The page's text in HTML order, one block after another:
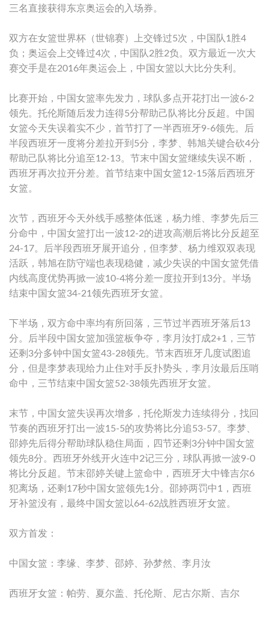
三名直接获得东京奥运会的入场券。
双方在女篮世界杯（世锦赛）上交锋过5次，中国队1胜4
负；奥运会上交锋过4次，中国队2胜2负。双方最近一次大
赛交手是在2016年奥运会上，中国女篮以大比分失利。
比赛开始，中国女篮率先发力，球队多点开花打出一波6-2
领先。托伦斯随后发力连得5分帮助己队将比分反超。中国
女篮今天失误着实不少，首节打了一半西班牙9-6领先。后
半段西班牙一度将分差拉开到5分，李梦、韩旭关键合砍4分
帮助己队将比分追至12-13。节末中国女篮继续失误不断，
西班牙再次拉开分差。首节结束中国女篮12-15落后西班牙
女篮。
次节，西班牙今天外线手感整体低迷，杨力维、李梦先后三
分命中，中国女篮打出一波12-2的进攻高潮后将比分反超至
24-17。后半段西班牙展开追分，但李梦、杨力维双双表现
活跃，韩旭在防守端也表现稳健，减少失误的中国女篮凭借
内线高度优势再掀一波10-4将分差一度拉开到13分。半场
结束中国女篮34-21领先西班牙女篮。
下半场，双方命中率均有所回落，三节过半西班牙落后13
分。后半段中国女篮加强篮板争夺，李月汝打成2+1，三节
还剩3分多钟中国女篮43-28领先。节末西班牙几度试图追
分，但是李梦表现给力止住对手反扑势头，李月汝最后压哨
命中，三节结束中国女篮52-38领先西班牙女篮。
末节，中国女篮失误再次增多，托伦斯发力连续得分，找回
节奏的西班牙打出一波15-5的攻势将比分追53-57。李梦、
邵婷先后得分帮助球队稳住局面，四节还剩3分钟中国女篮
领先8分。西班牙外线开火连中2记三分，球队再掀一波9-0
将比分反超。节末邵婷关键上篮命中，西班牙大中锋吉尔6
犯离场，还剩17秒中国女篮领先1分。邵婷两罚中1，西班
牙补篮没有，最终中国女篮以64-62战胜西班牙女篮。
双方首发：
中国女篮：李缘、李梦、邵婷、孙梦然、李月汝
西班牙女篮：帕劳、夏尔盖、托伦斯、尼古尔斯、吉尔